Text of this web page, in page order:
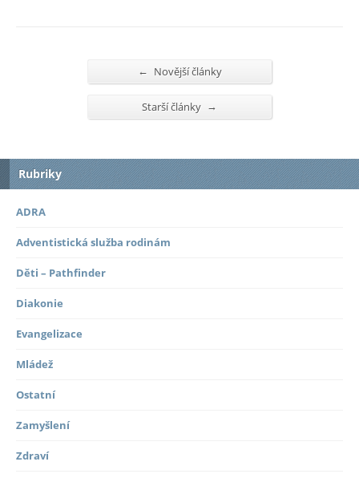
← Novější články
Starší články →
Rubriky
ADRA
Adventistická služba rodinám
Děti – Pathfinder
Diakonie
Evangelizace
Mládež
Ostatní
Zamyšlení
Zdraví